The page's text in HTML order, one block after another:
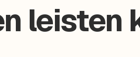
leisten